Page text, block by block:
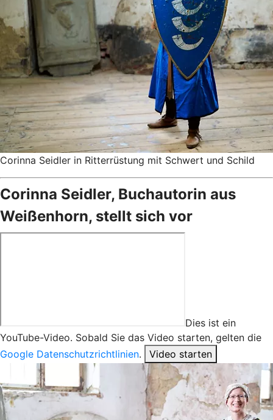
Corinna Seidler in Ritterrüstung mit Schwert und Schild
Corinna Seidler, Buchautorin aus
Weißenhorn, stellt sich vor
Dies ist ein
YouTube-Video. Sobald Sie das Video starten, gelten die
Google Datenschutzrichtlinien. Video starten